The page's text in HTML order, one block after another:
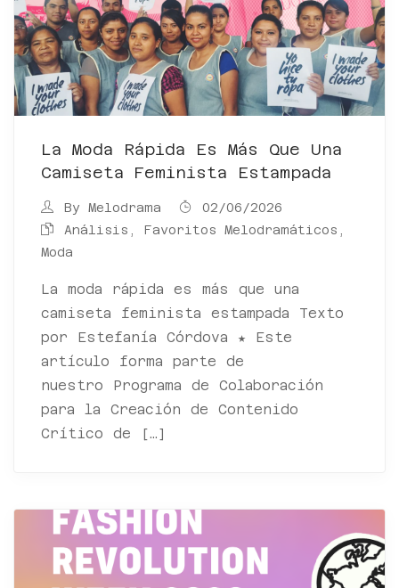
La Moda Rápida Es Más Que Una
Camiseta Feminista Estampada
By Melodrama
02/06/2026
Análisis , Favoritos Melodramáticos ,
Moda
La moda rápida es más que una
camiseta feminista estampada Texto
por Estefanía Córdova ★ Este
artículo forma parte de
nuestro Programa de Colaboración
para la Creación de Contenido
Crítico de […]